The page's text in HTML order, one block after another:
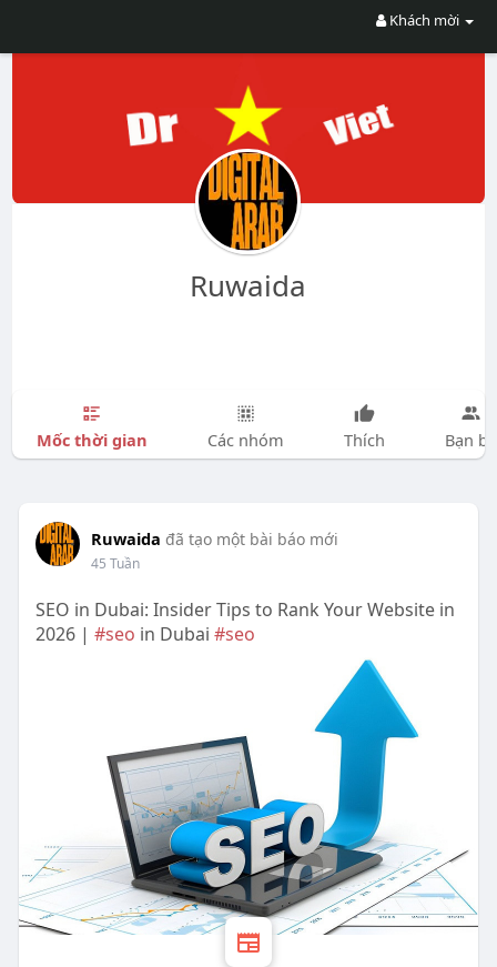
Khách mời
Ruwaida
Mốc thời gian Các nhóm Thích Bạn bè
Ruwaida đã tạo một bài báo mới
45 Tuần
SEO in Dubai: Insider Tips to Rank Your Website in
2026 | #seo in Dubai #seo